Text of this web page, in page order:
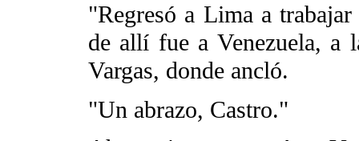
"Regresó a Lima a
de allí fue a Venezuela, a
Vargas, donde ancló.
"Un abrazo, Castro."